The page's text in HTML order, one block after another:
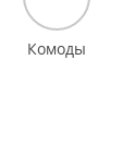
Комоды